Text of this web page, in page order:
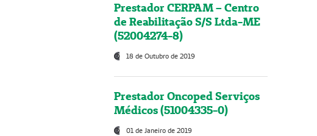
Prestador CERPAM – Centro
de Reabilitação S/S Ltda-ME
(52004274-8)
18 de Outubro de 2019
Prestador Oncoped Serviços
Médicos (51004335-0)
01 de Janeiro de 2019